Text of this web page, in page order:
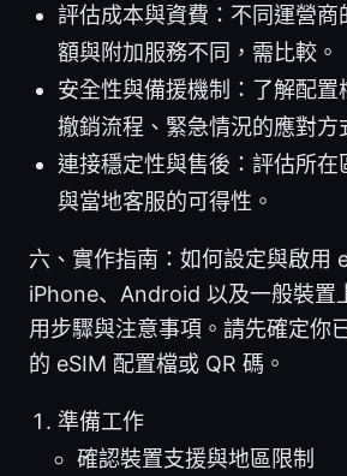
評估成本與資費：不同運營商
額與附加服務不同，需比較。
安全性與備援機制：了解配置
撤銷流程、緊急情況的應對方
連接穩定性與售後：評估所在
與當地客服的可得性。
六、實作指南：如何設定與啟用
iPhone、Android 以及一般裝置
用步驟與注意事項。請先確定你
的 eSIM 配置檔或 QR 碼。
準備工作
確認裝置支援與地區限制